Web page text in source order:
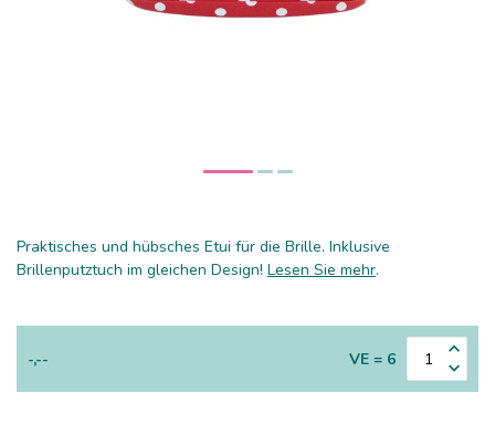
Praktisches und hübsches Etui für die Brille. Inklusive
Brillenputztuch im gleichen Design! Lesen Sie mehr.
-,-- VE = 6